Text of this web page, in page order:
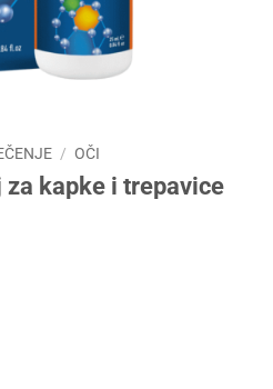
/ OČI
kapke i trepavice
trepavice 25ml količina